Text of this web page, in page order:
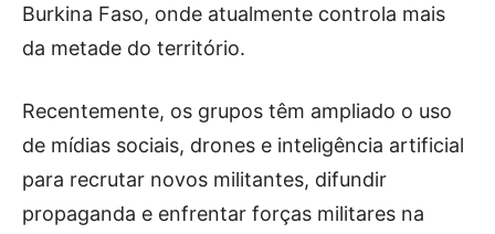
Burkina Faso, onde atualmente controla mais
da metade do território.
Recentemente, os grupos têm ampliado o uso
de mídias sociais, drones e inteligência artificial
para recrutar novos militantes, difundir
propaganda e enfrentar forças militares na